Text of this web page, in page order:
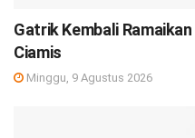
Gatrik Kembali
Ciamis
Minggu, 9 Agustus 2026